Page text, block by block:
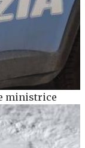
ministrice